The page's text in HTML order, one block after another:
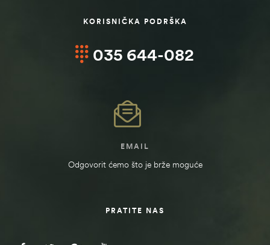
KORISNIČKA PODRŠKA
035 644-082
EMAIL
Odgovorit ćemo što je brže moguće
PRATITE NAS